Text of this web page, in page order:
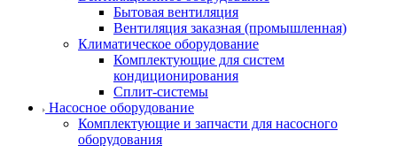
Бытовая вентиляция
Вентиляция заказная (промышленная)
Климатическое оборудование
Комплектующие для систем
кондиционирования
Сплит-системы
Насосное оборудование
Комплектующие и запчасти для насосного
оборудования